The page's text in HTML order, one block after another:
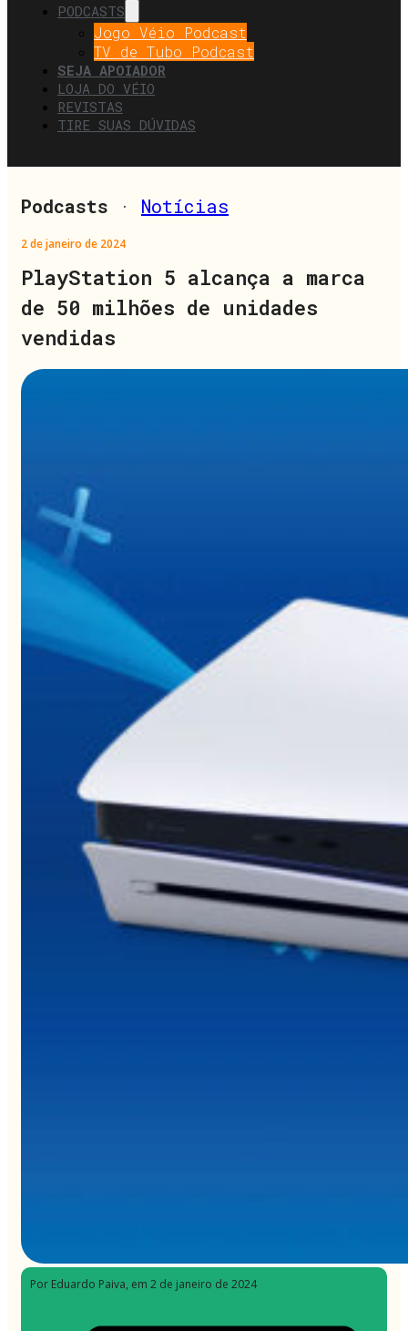
PODCASTS
Jogo Véio Podcast
TV de Tubo Podcast
SEJA APOIADOR
LOJA DO VÉIO
REVISTAS
TIRE SUAS DÚVIDAS
Podcasts · Notícias
2 de janeiro de 2024
PlayStation 5 alcança a marca
de 50 milhões de unidades
vendidas
Por Eduardo Paiva, em 2 de janeiro de 2024